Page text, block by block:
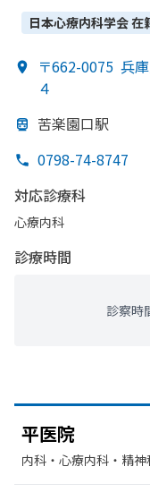
日本心療内科学会在
〒662-0075 兵
４
苦楽園口駅
0798-74-8747
対応診療科
心療内科
診療時間
診察時
平医院
内科・​心療内科・​精